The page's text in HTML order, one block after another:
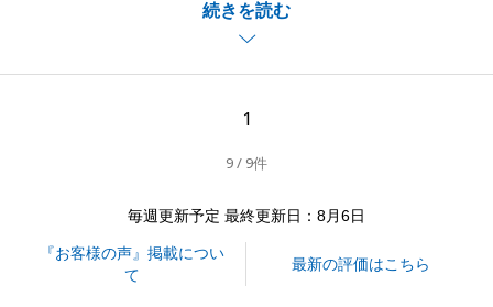
続きを読む
ご心配をおかけすることも多々ございましたが、何と
か無事に取引を完了することができました。
今後とも、お気軽にご相談いただけますと幸いです。
1
9 / 9件
毎週更新予定 最終更新日：8月6日
『お客様の声』掲載につい
て
最新の評価はこちら